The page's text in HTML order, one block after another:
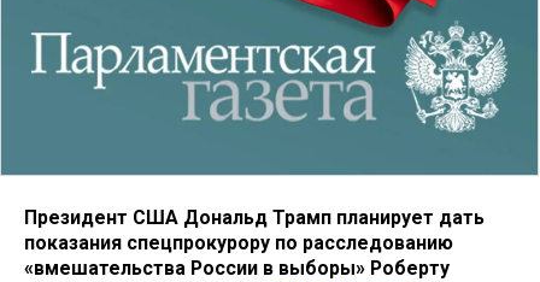
Президент США Дональд Трамп планирует дать
показания спецпрокурору по расследованию
«вмешательства России в выборы» Роберту